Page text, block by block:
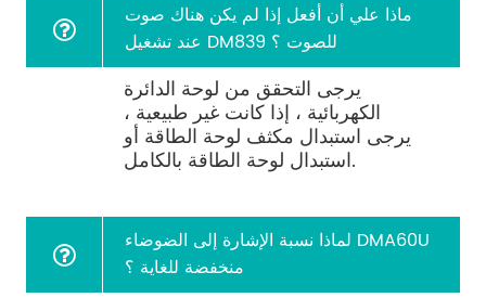
ماذا علي أن أفعل إذا لم يكن هناك صوت
عند تشغيل DM839 للصوت ؟
يرجى التحقق من لوحة الدائرة
الكهربائية ، إذا كانت غير طبيعية ،
يرجى استبدال مكثف لوحة الطاقة أو
استبدال لوحة الطاقة بالكامل.
لماذا نسبة الإشارة إلى الضوضاء DMA60U
منخفضة للغاية ؟